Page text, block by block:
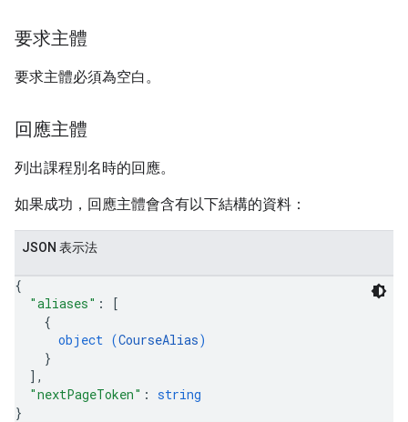
要求主體
要求主體必須為空白。
回應主體
列出課程別名時的回應。
如果成功，回應主體會含有以下結構的資料：
JSON 表示法
{
"aliases" :
[
{
object (CourseAlias)
}
] ,
"nextPageToken" : string
}